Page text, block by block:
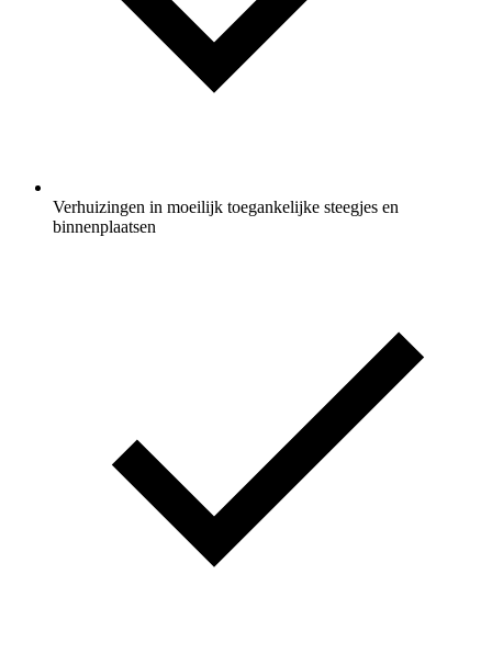
Verhuizingen in moeilijk toegankelijke steegjes en
binnenplaatsen